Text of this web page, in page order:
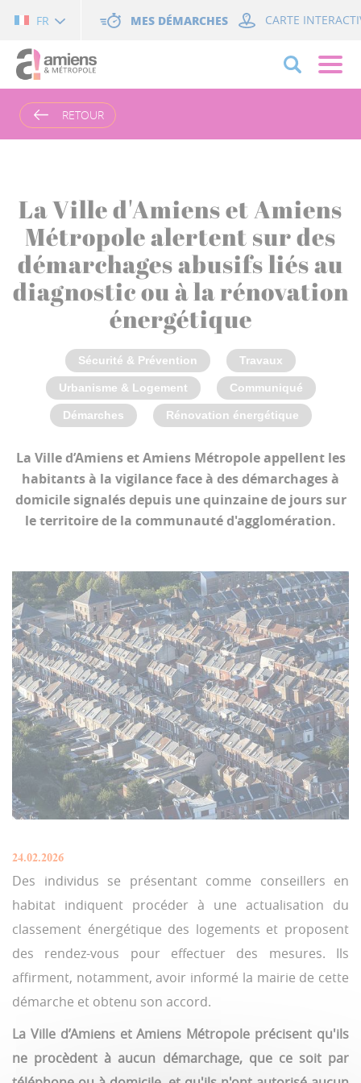
FR MES DÉMARCHES CARTE
RETOUR
La Ville d'Amiens et Amiens
Métropole alertent sur des
démarchages abusifs liés au
diagnostic ou à la rénovation
énergétique
Sécurité & Prévention Travaux
Urbanisme & Logement Communiqué
Démarches Rénovation énergétique
La Ville d’Amiens et Amiens Métropole appellent les
habitants à la vigilance face à des démarchages à
domicile signalés depuis une quinzaine de jours sur
le territoire de la communauté d'agglomération.
24.02.2026
Des individus se présentant comme conseillers en
habitat indiquent procéder à une actualisation du
classement énergétique des logements et proposent
des rendez-vous pour effectuer des mesures. Ils
affirment, notamment, avoir informé la mairie de cette
démarche et obtenu son accord.
La Ville d’Amiens et Amiens Métropole précisent qu'ils
ne procèdent à aucun démarchage, que ce soit par